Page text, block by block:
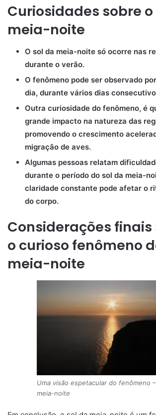
Curiosidades sobre
meia-noite
O sol da meia-noite só ocorre nas
durante o verão.
O fenômeno pode ser observado
dia, durante vários dias
Outra curiosidade do fenômeno, é
grande impacto na natureza das
promovendo o crescimento
migração de aves.
Algumas pessoas relatam
durante o período do sol da meia-
claridade constante pode afetar o
do corpo.
Considerações finais
o curioso fenômeno
meia-noite
Uma visão espetacular do fenômeno
meia-noite